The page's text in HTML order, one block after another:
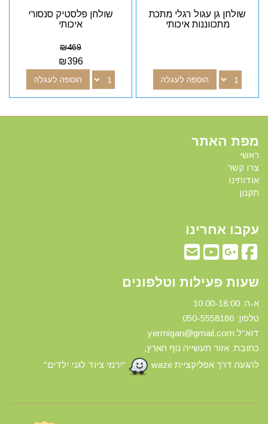
שולחן גן עגול רגלי מתכת
מתכווננות איכותי
הוספה לעגלה
שולחן פלסטיק סנסורי
איכותי
₪469
₪396
הוספה לעגלה
מפת האתר
ראשי
צרו קשר
אודותינו
תקנון
עקבו אחרינו
שעות פעילות וטלפונים
א-ה: 10:00-18:00
טלפון: 0 50-5558186
דוא"ל:yermigan@gmail.com
כתובת: אזור תעשייה נוף הארץ,
להגעה דרך אפליקציית waze
"ירמי ציוד לגני ילדים"